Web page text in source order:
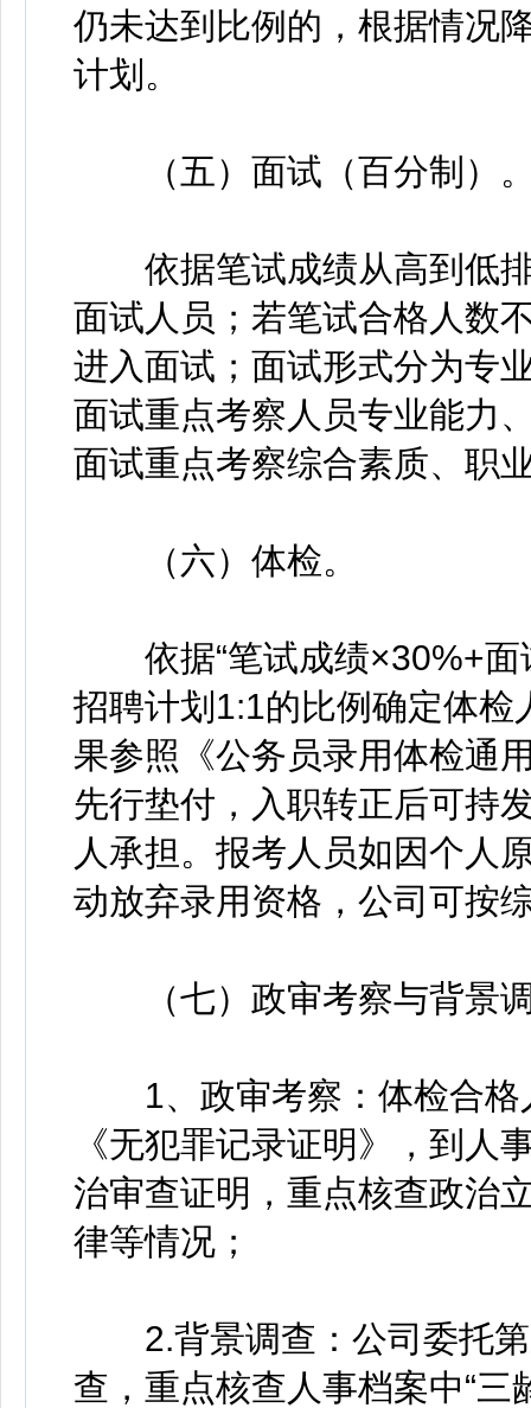
仍未达到比例的，根据情况
计划。
（五）面试（百分制）
依据笔试成绩从高到低排
面试人员；若笔试合格人数
进入面试；面试形式分为专
面试重点考察人员专业能力
面试重点考察综合素质、职
（六）体检。
依据“笔试成绩×30%+面
招聘计划1:1的比例确定体
果参照《公务员录用体检通
先行垫付，入职转正后可持
人承担。报考人员如因个人
动放弃录用资格，公司可按
（七）政审考察与背景
1、政审考察：体检合格
《无犯罪记录证明》，到人
治审查证明，重点核查政治
律等情况；
2.背景调查：公司委托第
查，重点核查人事档案中“三